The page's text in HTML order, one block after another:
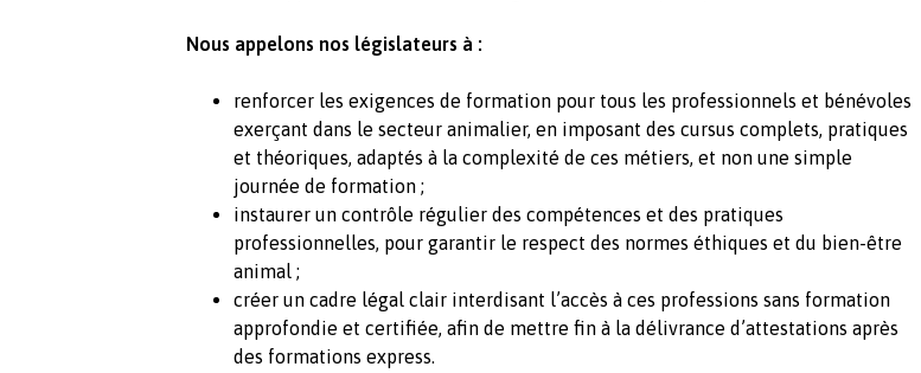
Nous appelons nos législateurs à :
renforcer les exigences de formation pour tous les professionnels et bénévoles
exerçant dans le secteur animalier, en imposant des cursus complets, pratiques
et théoriques, adaptés à la complexité de ces métiers, et non une simple
journée de formation ;
instaurer un contrôle régulier des compétences et des pratiques
professionnelles, pour garantir le respect des normes éthiques et du bien-être
animal ;
créer un cadre légal clair interdisant l’accès à ces professions sans formation
approfondie et certifiée, afin de mettre fin à la délivrance d’attestations après
des formations express.